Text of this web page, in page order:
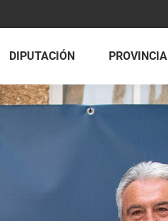
DIPUTACIÓN PROVINCIA